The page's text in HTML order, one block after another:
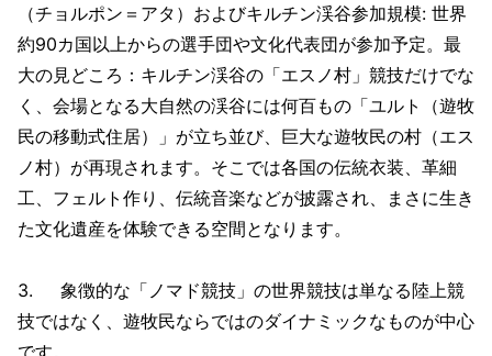
（チョルポン＝アタ）およびキルチン渓谷参加規模: 世界
約90カ国以上からの選手団や文化代表団が参加予定。最
大の見どころ：キルチン渓谷の「エスノ村」競技だけでな
く、会場となる大自然の渓谷には何百もの「ユルト（遊牧
民の移動式住居）」が立ち並び、巨大な遊牧民の村（エス
ノ村）が再現されます。そこでは各国の伝統衣装、革細
工、フェルト作り、伝統音楽などが披露され、まさに生き
た文化遺産を体験できる空間となります。
3. 象徴的な「ノマド競技」の世界競技は単なる陸上競
技ではなく、遊牧民ならではのダイナミックなものが中心